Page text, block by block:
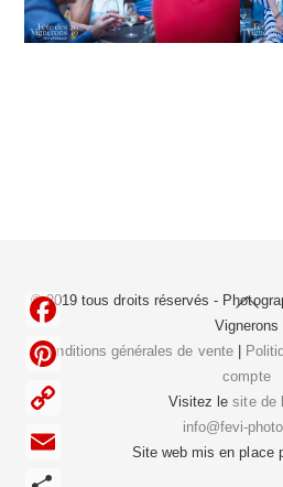
Back
To
Top
© 2019 tous droits réservés -
Vignerons
Conditions générales de vente|
compte
Visitez lesite de
info@fevi-
Site web mis en place
F
c
e
C